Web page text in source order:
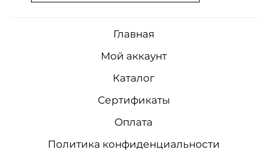
Главная
Мой аккаунт
Каталог
Сертификаты
Оплата
Политика конфиденциальности